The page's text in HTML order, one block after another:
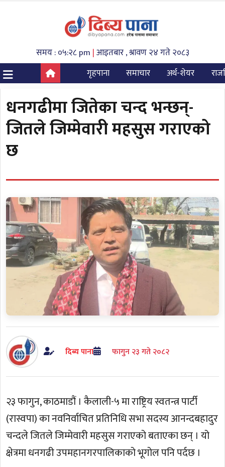
समय : ०५:२८ pm |आइतबार , श्रावण २४ गते २०८३
गृहपाना
समाचार अर्थ-शेयर
धनगढीमा जितेका चन्द भन्छन्-
जितले जिम्मेवारी महसुस गराएको
छ
दिब्य पाना फागुन २३ गते २०८२
२३ फागुन, काठमाडौं । कैलाली-५ मा राष्ट्रिय स्वतन्त्र पार्टी
(रास्वपा) का नवनिर्वाचित प्रतिनिधि सभा सदस्य आनन्दबहादुर
चन्दले जितले जिम्मेवारी महसुस गराएको बताएका छन् । यो
क्षेत्रमा धनगढी उपमहानगरपालिकाको भूगोल पनि पर्दछ ।